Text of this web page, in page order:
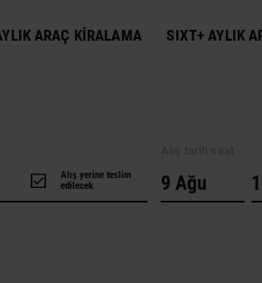
ARAÇ KIRALAMA SIXT+ AYLIK
Alış yerine teslim
edilecek